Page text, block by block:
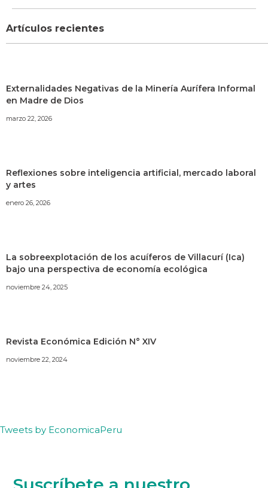
Artículos recientes
Externalidades Negativas de la Minería Aurífera Informal
en Madre de Dios
marzo 22, 2026
Reflexiones sobre inteligencia artificial, mercado laboral
y artes
enero 26, 2026
La sobreexplotación de los acuíferos de Villacurí (Ica)
bajo una perspectiva de economía ecológica
noviembre 24, 2025
Revista Económica Edición N° XIV
noviembre 22, 2024
Tweets by EconomicaPeru